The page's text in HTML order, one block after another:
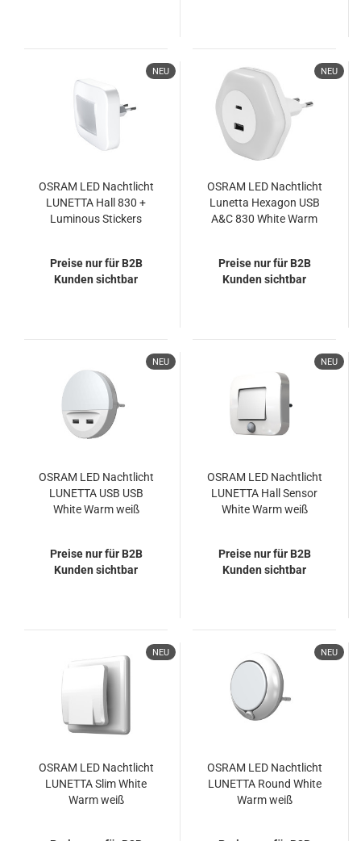
NEU
OSRAM LED Nachtlicht
LUNETTA Hall 830 +
Luminous Stickers
Preise nur für B2B
Kunden sichtbar
NEU
OSRAM LED Nachtlicht
Lunetta Hexagon USB
A&C 830 White Warm
Preise nur für B2B
Kunden sichtbar
NEU
OSRAM LED Nachtlicht
LUNETTA USB USB
White Warm weiß
Preise nur für B2B
Kunden sichtbar
NEU
OSRAM LED Nachtlicht
LUNETTA Hall Sensor
White Warm weiß
Preise nur für B2B
Kunden sichtbar
NEU
OSRAM LED Nachtlicht
LUNETTA Slim White
Warm weiß
NEU
OSRAM LED Nachtlicht
LUNETTA Round White
Warm weiß